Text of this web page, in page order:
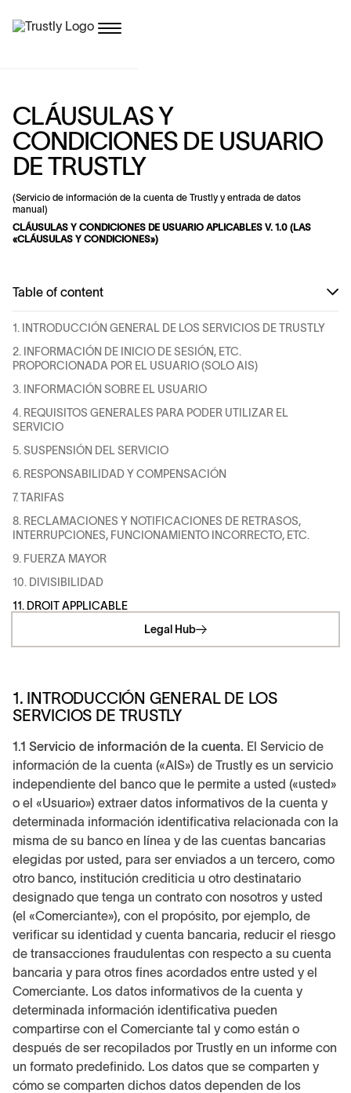
CLÁUSULAS Y
CONDICIONES DE USUARIO
DE TRUSTLY
(Servicio de información de la cuenta de Trustly y entrada de datos
manual)
CLÁUSULAS Y CONDICIONES DE USUARIO APLICABLES V. 1.0 (LAS
«CLÁUSULAS Y CONDICIONES»)
Table of content
1. INTRODUCCIÓN GENERAL DE LOS SERVICIOS DE TRUSTLY
2. INFORMACIÓN DE INICIO DE SESIÓN, ETC.
PROPORCIONADA POR EL USUARIO (SOLO AIS)
3. INFORMACIÓN SOBRE EL USUARIO
4. REQUISITOS GENERALES PARA PODER UTILIZAR EL
SERVICIO
5. SUSPENSIÓN DEL SERVICIO
6. RESPONSABILIDAD Y COMPENSACIÓN
7. TARIFAS
8. RECLAMACIONES Y NOTIFICACIONES DE RETRASOS,
INTERRUPCIONES, FUNCIONAMIENTO INCORRECTO, ETC.
9. FUERZA MAYOR
10. DIVISIBILIDAD
11. DROIT APPLICABLE
Legal Hub
1. INTRODUCCIÓN GENERAL DE LOS
SERVICIOS DE TRUSTLY
1.1 Servicio de información de la cuenta. El Servicio de
información de la cuenta («AIS») de Trustly es un servicio
independiente del banco que le permite a usted («usted»
o el «Usuario») extraer datos informativos de la cuenta y
determinada información identificativa relacionada con la
misma de su banco en línea y de las cuentas bancarias
elegidas por usted, para ser enviados a un tercero, como
otro banco, institución crediticia u otro destinatario
designado que tenga un contrato con nosotros y usted
(el «Comerciante»), con el propósito, por ejemplo, de
verificar su identidad y cuenta bancaria, reducir el riesgo
de transacciones fraudulentas con respecto a su cuenta
bancaria y para otros fines acordados entre usted y el
Comerciante. Los datos informativos de la cuenta y
determinada información identificativa pueden
compartirse con el Comerciante tal y como están o
después de ser recopilados por Trustly en un informe con
un formato predefinido. Los datos que se comparten y
cómo se comparten dichos datos dependen de los